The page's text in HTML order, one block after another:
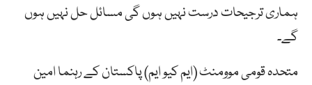
ہماری ترجیحات درست نہیں ہوں گی مسائل حل نہیں ہوں
گے۔
متحدہ قومی موومنٹ (ایم کیو ایم) پاکستان کے رہنما امین